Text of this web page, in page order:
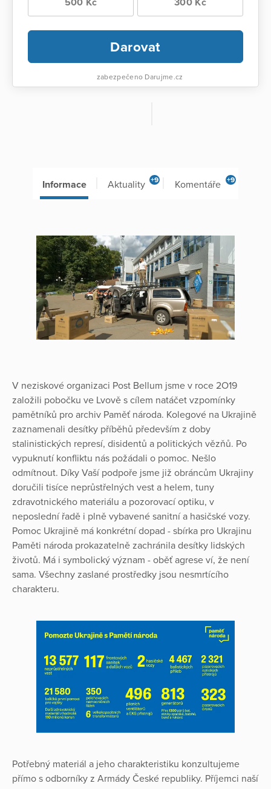
Darovat
zabezpečeno Darujme.cz
Informace Aktuality +9 Komentáře +9
V neziskové organizaci Post Bellum jsme v roce 2O19
založili pobočku ve Lvově s cílem natáčet vzpomínky
pamětníků pro archiv Paměť národa. Kolegové na Ukrajině
zaznamenali desítky příběhů především z doby
stalinistických represí, disidentů a politických vězňů. Po
vypuknutí konfliktu nás požádali o pomoc. Nešlo
odmítnout. Díky Vaší podpoře jsme již obráncům Ukrajiny
doručili tisíce neprůstřelných vest a helem, tuny
zdravotnického materiálu a pozorovací optiku, v
neposlední řadě i plně vybavené sanitní a hasičské vozy.
Pomoc Ukrajině má konkrétní dopad - sbírka pro Ukrajinu
Paměti národa prokazatelně zachránila desítky lidských
životů. Má i symbolický význam - oběť agrese ví, že není
sama. Všechny zaslané prostředky jsou nesmrtícího
charakteru.
Potřebný materiál a jeho charakteristiku konzultujeme
přímo s odborníky z Armády České republiky. Příjemci naší